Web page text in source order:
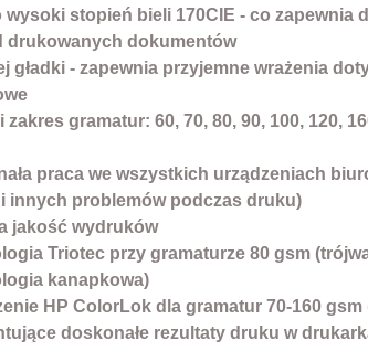
wysoki stopień bieli 170CIE - co zapewnia
drukowanych dokumentów
gładki - zapewnia przyjemne wrażenia
zakres gramatur: 60, 70, 80, 90, 100, 120,
praca we wszystkich urządzeniach
innych problemów podczas druku)
jakość wydruków
Triotec przy gramaturze 80 gsm
kanapkowa)
HP ColorLok dla gramatur 70-160 gsm
doskonałe rezultaty druku w